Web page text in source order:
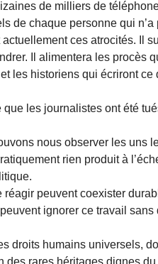
de milliers de
de chaque personne qui n’a
ces atrocités. Il
Il alimentera les procès
les historiens qui écriront ce
que les journalistes ont été
nous observer les uns
rien produit à
réagir peuvent coexister
ignorer ce travail sans
droits humains universels,